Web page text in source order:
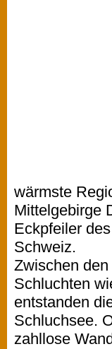
wärmste
Mittelgebirge
Eckpfeiler
Schweiz.
Zwischen
Schluchten
entstanden
Schluchsee.
zahllose